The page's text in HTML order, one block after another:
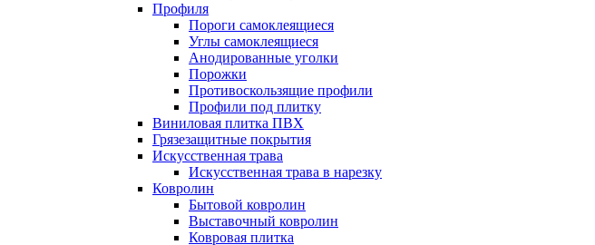
Профиля
Пороги самоклеящиеся
Углы самоклеящиеся
Анодированные уголки
Порожки
Противоскользящие профили
Профили под плитку
Виниловая плитка ПВХ
Грязезащитные покрытия
Искусственная трава
Искусственная трава в нарезку
Ковролин
Бытовой ковролин
Выставочный ковролин
Ковровая плитка